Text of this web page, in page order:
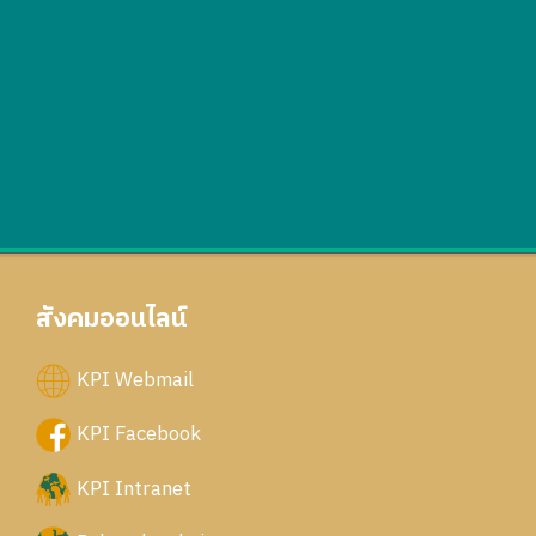
สังคมออนไลน์
KPI Webmail
KPI Facebook
KPI Intranet